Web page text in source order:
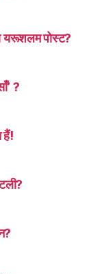
पोस्ट?
?
हैं!